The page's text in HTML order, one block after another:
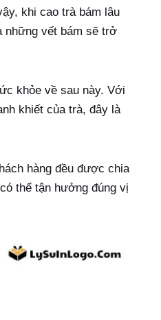
khi cao trà bám lâu
những vết bám sẽ trở
khỏe về sau này. Với
khiết của trà, đây là
hàng đều được chia
thể tận hưởng đúng vị